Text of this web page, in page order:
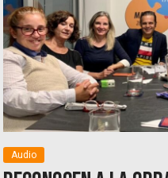
Audio